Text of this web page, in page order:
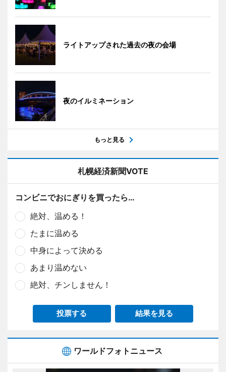
ライトアップされた過去の夜の会場
夜のイルミネーション
もっと見る
札幌経済新聞VOTE
コンビニでおにぎりを買ったら…
絶対、温める！
たまに温める
中身によって決める
あまり温めない
絶対、チンしません！
投票する 結果を見る
ワールドフォトニュース